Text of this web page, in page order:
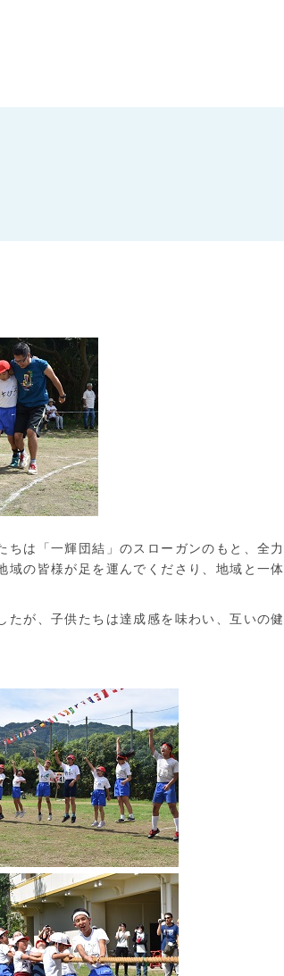
は「一輝団結」のスローガンのもと、全力
域の皆様が足を運んでくださり、地域と一体
が、子供たちは達成感を味わい、互いの健